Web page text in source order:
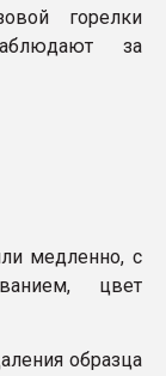
горелки
за
медленно, с
цвет
образца